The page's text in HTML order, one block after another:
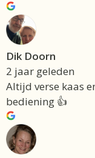
Dik Doorn
2 jaar geleden
Altijd verse kaas
bediening 👍